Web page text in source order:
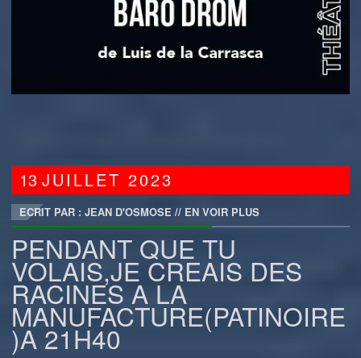
13JUILLET2023
ECRIT PAR : JEAN D'OSMOSE // EN VOIR PLUS
PENDANT QUE TU
VOLAIS,JE CREAIS DES
RACINES A LA
MANUFACTURE(PATINOIRE
)A 21H40